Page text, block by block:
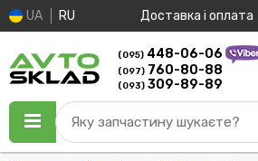
UA RU Доставка і оплата
(095) 448-06-06
(097) 760-80-88
(093) 309-89-89
Яку запчастину шукаєте?